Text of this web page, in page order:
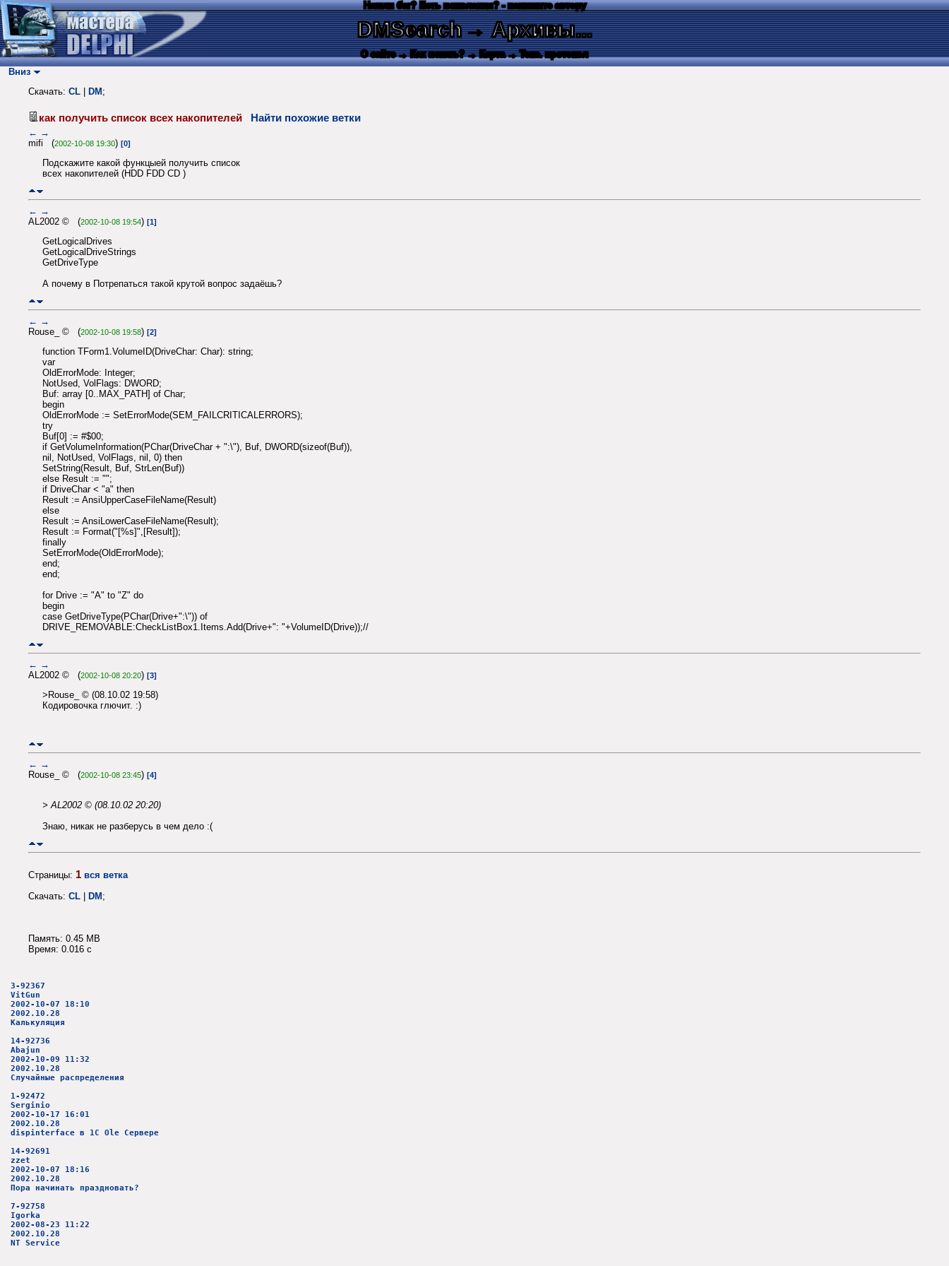
Нашли баг? Есть пожелания? - напишите автору
DMSearch→ Архивы...
О сайте → Как искать? → Карта → Текс. протокол
Вниз
Скачать: CL DM ;
как получить список всех накопителей Найти похожие ветки
← →
mifi (2002-10-08 19:30) [0]
Подскажите какой функцыей получить список
всех накопителей (HDD FDD CD )
← →
AL2002 © (2002-10-08 19:54) [1]
GetLogicalDrives
GetLogicalDriveStrings
GetDriveType
А почему в Потрепаться такой крутой вопрос задаёшь?
← →
Rouse_ © (2002-10-08 19:58) [2]
function TForm1.VolumeID(DriveChar: Char): string;
var
OldErrorMode: Integer;
NotUsed, VolFlags: DWORD;
Buf: array [0..MAX_PATH] of Char;
begin
OldErrorMode := SetErrorMode(SEM_FAILCRITICALERRORS);
try
Buf[0] := #$00;
if GetVolumeInformation(PChar(DriveChar + ":\"), Buf, DWORD(sizeof(Buf)),
nil, NotUsed, VolFlags, nil, 0) then
SetString(Result, Buf, StrLen(Buf))
else Result := "";
if DriveChar < "a" then
Result := AnsiUpperCaseFileName(Result)
else
Result := AnsiLowerCaseFileName(Result);
Result := Format("[%s]",[Result]);
finally
SetErrorMode(OldErrorMode);
end;
end;
for Drive := "A" to "Z" do
begin
case GetDriveType(PChar(Drive+":\")) of
DRIVE_REMOVABLE:CheckListBox1.Items.Add(Drive+": "+VolumeID(Drive));//
← →
AL2002 © (2002-10-08 20:20) [3]
>Rouse_ © (08.10.02 19:58)
Кодировочка глючит. :)
← →
Rouse_ © (2002-10-08 23:45) [4]
> AL2002 © (08.10.02 20:20)
Знаю, никак не разберусь в чем дело :(
Страницы: 1 вся ветка
Скачать: CL | DM;
Память: 0.45 MB
Время: 0.016 c
3-92367
VitGun
2002-10-07 18:10
2002.10.28
Калькуляция
14-92736
Abajun
2002-10-09 11:32
2002.10.28
Случайные распределения
1-92472
Serginio
2002-10-17 16:01
2002.10.28
dispinterface в 1С Ole Сервере
14-92691
zzet
2002-10-07 18:16
2002.10.28
Пора начинать праздновать?
7-92758
Igorka
2002-08-23 11:22
2002.10.28
NT Service